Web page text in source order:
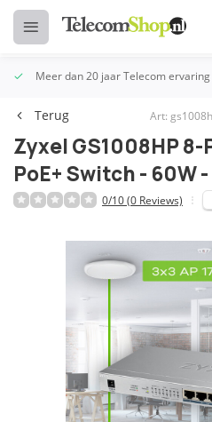
Meer dan 20 jaar Telecom ervaring
Terug Art:
Zyxel GS1008HP
PoE+ Switch - 60W
0/10 (0 Reviews)